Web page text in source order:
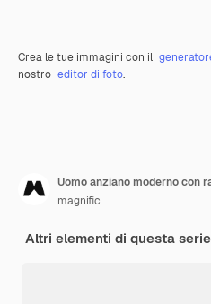
Crea le tue immagini con il
nostro editor di foto.
Uomo anziano moderno con
magnific
Altri elementi di questa serie